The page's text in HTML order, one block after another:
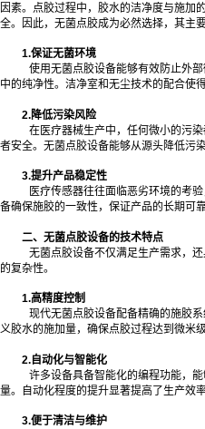
因素。点胶过程中，胶水的洁净度与施加
全。因此，无菌点胶成为必然选择，其主要
1.保证无菌环境
使用无菌点胶设备能够有效防止外
中的纯净性。洁净室和无尘技术的配合使
2.降低污染风险
在医疗器械生产中，任何微小的污
者安全。无菌点胶设备能够从源头降低污染
3.提升产品稳定性
医疗传感器往往面临恶劣环境的考
备确保施胶的一致性，保证产品的长期可靠
二、无菌点胶设备的技术特点
无菌点胶设备不仅满足生产需求，
的复杂性。
1.高精度控制
现代无菌点胶设备配备精确的施胶
义胶水的施加量，确保点胶过程达到微米级
2.自动化与智能化
许多设备具备智能化的编程功能，
量。自动化程度的提升显著提高了生产效率
3.便于清洁与维护